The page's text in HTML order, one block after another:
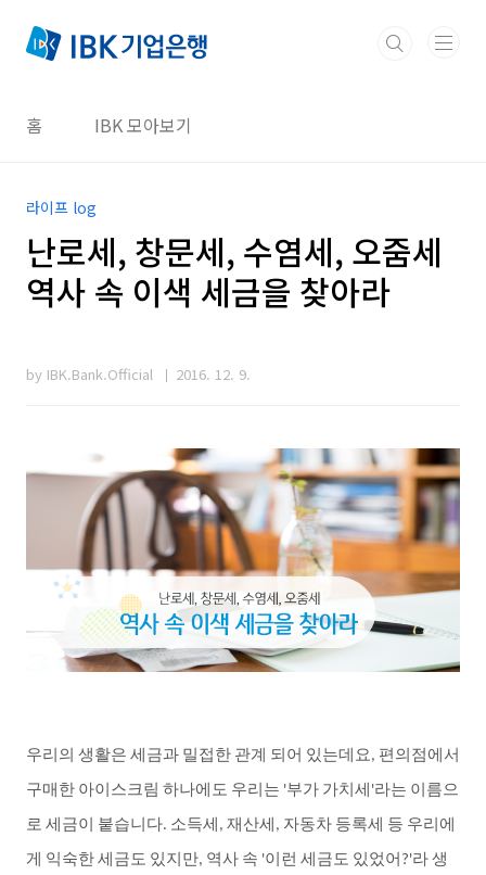
홈 IBK 모아보기
라이프 log
난로세, 창문세, 수염세, 오줌세
역사 속 이색 세금을 찾아라
by IBK.Bank.Official 2016. 12. 9.
우리의 생활은 세금과 밀접한 관계 되어 있는데요 , 편의점에서
구매한 아이스크림 하나에도 우리는 '부가 가치세 '라는 이름으
로 세금이 붙습니다. 소득세 , 재산세 , 자동차 등록세 등 우리에
게 익숙한세금도 있지만, 역사 속 '이런 세금도 있었어 ?'라생